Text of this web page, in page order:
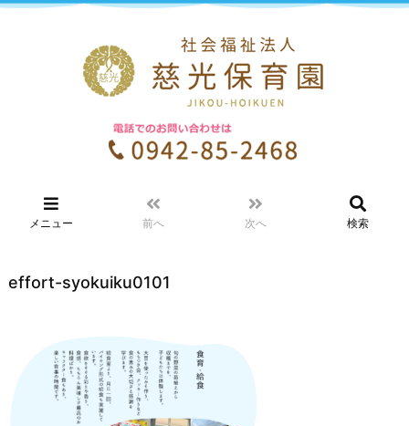
メニュー 前へ 次へ 検索
effort-syokuiku0101